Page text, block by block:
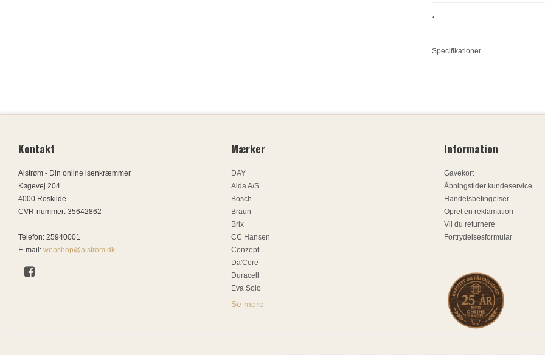
´
Specifikationer
Kontakt
Alstrøm - Din online isenkræmmer
Køgevej 204
4000 Roskilde
CVR-nummer: 35642862
Telefon: 25940001
E-mail: webshop@alstrom.dk
Mærker
DAY
Aida A/S
Bosch
Braun
Brix
CC Hansen
Conzept
Da'Core
Duracell
Eva Solo
Se mere
Information
Gavekort
Åbningstider kundeservice
Handelsbetingelser
Opret en reklamation
Vil du returnere
Fortrydelsesformular